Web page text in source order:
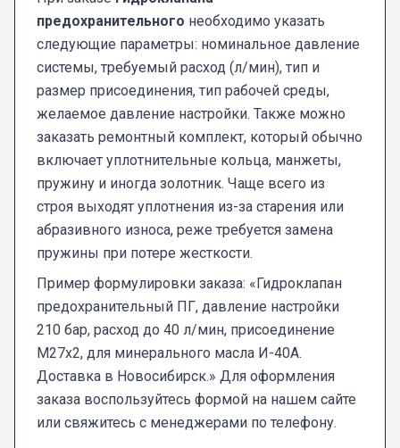
предохранительного необходимо указать
следующие параметры: номинальное давление
системы, требуемый расход (л/мин), тип и
размер присоединения, тип рабочей среды,
желаемое давление настройки. Также можно
заказать ремонтный комплект, который обычно
включает уплотнительные кольца, манжеты,
пружину и иногда золотник. Чаще всего из
строя выходят уплотнения из-за старения или
абразивного износа, реже требуется замена
пружины при потере жесткости.
Пример формулировки заказа: «Гидроклапан
предохранительный ПГ, давление настройки
210 бар, расход до 40 л/мин, присоединение
М27х2, для минерального масла И-40А.
Доставка в Новосибирск.» Для оформления
заказа воспользуйтесь формой на нашем сайте
или свяжитесь с менеджерами по телефону.